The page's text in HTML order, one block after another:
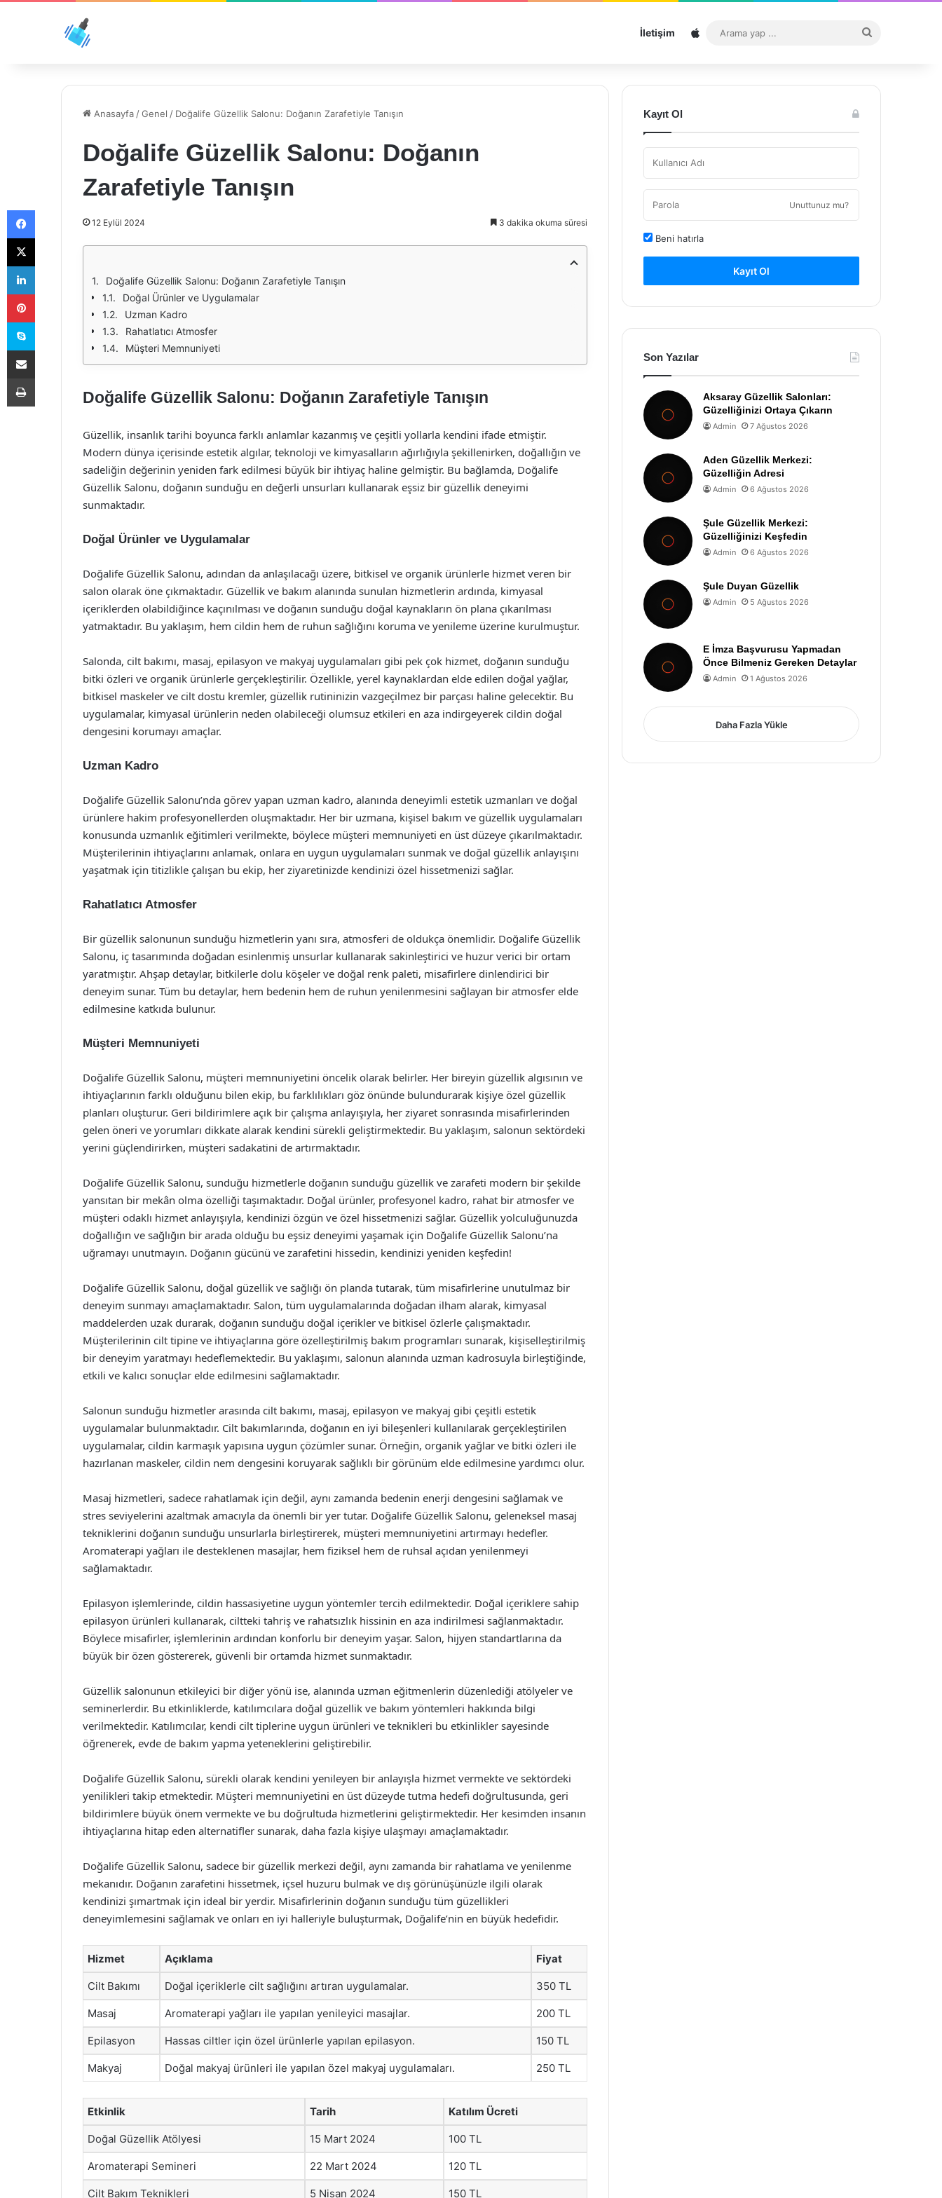
İletişim Sitemap
...
Anasayfa /Genel / Doğalife Güzellik Salonu: Doğanın Zarafetiyle Tanışın
Doğalife Güzellik Salonu: Doğanın
Zarafetiyle Tanışın
12 Eylül 2024 3 dakika okuma süresi
Doğalife Güzellik Salonu: Doğanın Zarafetiyle Tanışın
Doğal Ürünler ve Uygulamalar
Uzman Kadro
Rahatlatıcı Atmosfer
Müşteri Memnuniyeti
Doğalife Güzellik Salonu: Doğanın Zarafetiyle Tanışın
Güzellik, insanlık tarihi boyunca farklı anlamlar kazanmış ve çeşitli yollarla kendini ifade etmiştir.
Modern dünya içerisinde estetik algılar, teknoloji ve kimyasalların ağırlığıyla şekillenirken, doğallığın ve
sadeliğin değerinin yeniden fark edilmesi büyük bir ihtiyaç haline gelmiştir. Bu bağlamda, Doğalife
Güzellik Salonu, doğanın sunduğu en değerli unsurları kullanarak eşsiz bir güzellik deneyimi
sunmaktadır.
Doğal Ürünler ve Uygulamalar
Doğalife Güzellik Salonu, adından da anlaşılacağı üzere, bitkisel ve organik ürünlerle hizmet veren bir
salon olarak öne çıkmaktadır. Güzellik ve bakım alanında sunulan hizmetlerin ardında, kimyasal
içeriklerden olabildiğince kaçınılması ve doğanın sunduğu doğal kaynakların ön plana çıkarılması
yatmaktadır. Bu yaklaşım, hem cildin hem de ruhun sağlığını koruma ve yenileme üzerine kurulmuştur.
Salonda, cilt bakımı, masaj, epilasyon ve makyaj uygulamaları gibi pek çok hizmet, doğanın sunduğu
bitki özleri ve organik ürünlerle gerçekleştirilir. Özellikle, yerel kaynaklardan elde edilen doğal yağlar,
bitkisel maskeler ve cilt dostu kremler, güzellik rutininizin vazgeçilmez bir parçası haline gelecektir. Bu
uygulamalar, kimyasal ürünlerin neden olabileceği olumsuz etkileri en aza indirgeyerek cildin doğal
dengesini korumayı amaçlar.
Uzman Kadro
Doğalife Güzellik Salonu’nda görev yapan uzman kadro, alanında deneyimli estetik uzmanları ve doğal
ürünlere hakim profesyonellerden oluşmaktadır. Her bir uzmana, kişisel bakım ve güzellik uygulamaları
konusunda uzmanlık eğitimleri verilmekte, böylece müşteri memnuniyeti en üst düzeye çıkarılmaktadır.
Müşterilerinin ihtiyaçlarını anlamak, onlara en uygun uygulamaları sunmak ve doğal güzellik anlayışını
yaşatmak için titizlikle çalışan bu ekip, her ziyaretinizde kendinizi özel hissetmenizi sağlar.
Rahatlatıcı Atmosfer
Bir güzellik salonunun sunduğu hizmetlerin yanı sıra, atmosferi de oldukça önemlidir. Doğalife Güzellik
Salonu, iç tasarımında doğadan esinlenmiş unsurlar kullanarak sakinleştirici ve huzur verici bir ortam
yaratmıştır. Ahşap detaylar, bitkilerle dolu köşeler ve doğal renk paleti, misafirlere dinlendirici bir
deneyim sunar. Tüm bu detaylar, hem bedenin hem de ruhun yenilenmesini sağlayan bir atmosfer elde
edilmesine katkıda bulunur.
Müşteri Memnuniyeti
Doğalife Güzellik Salonu, müşteri memnuniyetini öncelik olarak belirler. Her bireyin güzellik algısının ve
ihtiyaçlarının farklı olduğunu bilen ekip, bu farklılıkları göz önünde bulundurarak kişiye özel güzellik
planları oluşturur. Geri bildirimlere açık bir çalışma anlayışıyla, her ziyaret sonrasında misafirlerinden
gelen öneri ve yorumları dikkate alarak kendini sürekli geliştirmektedir. Bu yaklaşım, salonun sektördeki
yerini güçlendirirken, müşteri sadakatini de artırmaktadır.
Doğalife Güzellik Salonu, sunduğu hizmetlerle doğanın sunduğu güzellik ve zarafeti modern bir şekilde
yansıtan bir mekân olma özelliği taşımaktadır. Doğal ürünler, profesyonel kadro, rahat bir atmosfer ve
müşteri odaklı hizmet anlayışıyla, kendinizi özgün ve özel hissetmenizi sağlar. Güzellik yolculuğunuzda
doğallığın ve sağlığın bir arada olduğu bu eşsiz deneyimi yaşamak için Doğalife Güzellik Salonu’na
uğramayı unutmayın. Doğanın gücünü ve zarafetini hissedin, kendinizi yeniden keşfedin!
Doğalife Güzellik Salonu, doğal güzellik ve sağlığı ön planda tutarak, tüm misafirlerine unutulmaz bir
deneyim sunmayı amaçlamaktadır. Salon, tüm uygulamalarında doğadan ilham alarak, kimyasal
maddelerden uzak durarak, doğanın sunduğu doğal içerikler ve bitkisel özlerle çalışmaktadır.
Müşterilerinin cilt tipine ve ihtiyaçlarına göre özelleştirilmiş bakım programları sunarak, kişiselleştirilmiş
bir deneyim yaratmayı hedeflemektedir. Bu yaklaşımı, salonun alanında uzman kadrosuyla birleştiğinde,
etkili ve kalıcı sonuçlar elde edilmesini sağlamaktadır.
Salonun sunduğu hizmetler arasında cilt bakımı, masaj, epilasyon ve makyaj gibi çeşitli estetik
uygulamalar bulunmaktadır. Cilt bakımlarında, doğanın en iyi bileşenleri kullanılarak gerçekleştirilen
uygulamalar, cildin karmaşık yapısına uygun çözümler sunar. Örneğin, organik yağlar ve bitki özleri ile
hazırlanan maskeler, cildin nem dengesini koruyarak sağlıklı bir görünüm elde edilmesine yardımcı olur.
Masaj hizmetleri, sadece rahatlamak için değil, aynı zamanda bedenin enerji dengesini sağlamak ve
stres seviyelerini azaltmak amacıyla da önemli bir yer tutar. Doğalife Güzellik Salonu, geleneksel masaj
tekniklerini doğanın sunduğu unsurlarla birleştirerek, müşteri memnuniyetini artırmayı hedefler.
Aromaterapi yağları ile desteklenen masajlar, hem fiziksel hem de ruhsal açıdan yenilenmeyi
sağlamaktadır.
Epilasyon işlemlerinde, cildin hassasiyetine uygun yöntemler tercih edilmektedir. Doğal içeriklere sahip
epilasyon ürünleri kullanarak, ciltteki tahriş ve rahatsızlık hissinin en aza indirilmesi sağlanmaktadır.
Böylece misafirler, işlemlerinin ardından konforlu bir deneyim yaşar. Salon, hijyen standartlarına da
büyük bir özen göstererek, güvenli bir ortamda hizmet sunmaktadır.
Güzellik salonunun etkileyici bir diğer yönü ise, alanında uzman eğitmenlerin düzenlediği atölyeler ve
seminerlerdir. Bu etkinliklerde, katılımcılara doğal güzellik ve bakım yöntemleri hakkında bilgi
verilmektedir. Katılımcılar, kendi cilt tiplerine uygun ürünleri ve teknikleri bu etkinlikler sayesinde
öğrenerek, evde de bakım yapma yeteneklerini geliştirebilir.
Doğalife Güzellik Salonu, sürekli olarak kendini yenileyen bir anlayışla hizmet vermekte ve sektördeki
yenilikleri takip etmektedir. Müşteri memnuniyetini en üst düzeyde tutma hedefi doğrultusunda, geri
bildirimlere büyük önem vermekte ve bu doğrultuda hizmetlerini geliştirmektedir. Her kesimden insanın
ihtiyaçlarına hitap eden alternatifler sunarak, daha fazla kişiye ulaşmayı amaçlamaktadır.
Doğalife Güzellik Salonu, sadece bir güzellik merkezi değil, aynı zamanda bir rahatlama ve yenilenme
mekanıdır. Doğanın zarafetini hissetmek, içsel huzuru bulmak ve dış görünüşünüzle ilgili olarak
kendinizi şımartmak için ideal bir yerdir. Misafirlerinin doğanın sunduğu tüm güzellikleri
deneyimlemesini sağlamak ve onları en iyi halleriyle buluşturmak, Doğalife’nin en büyük hedefidir.
Hizmet Açıklama Fiyat
Cilt Bakımı Doğal içeriklerle cilt sağlığını artıran uygulamalar. 350 TL
Masaj Aromaterapi yağları ile yapılan yenileyici masajlar. 200 TL
Epilasyon Hassas ciltler için özel ürünlerle yapılan epilasyon. 150 TL
Makyaj Doğal makyaj ürünleri ile yapılan özel makyaj uygulamaları. 250 TL
Etkinlik Tarih Katılım Ücreti
Doğal Güzellik Atölyesi 15 Mart 2024 100 TL
Aromaterapi Semineri 22 Mart 2024 120 TL
Cilt Bakım Teknikleri 5 Nisan 2024 150 TL
Kayıt Ol
Unuttunuz mu?
Beni hatırla
Kayıt Ol
Son Yazılar
Aksaray Güzellik Salonları:
Güzelliğinizi Ortaya Çıkarın
Admin 7 Ağustos 2026
Aden Güzellik Merkezi:
Güzelliğin Adresi
Admin 6 Ağustos 2026
Şule Güzellik Merkezi:
Güzelliğinizi Keşfedin
Admin 6 Ağustos 2026
Şule Duyan Güzellik
Admin 5 Ağustos 2026
E İmza Başvurusu Yapmadan
Önce Bilmeniz Gereken Detaylar
Admin 1 Ağustos 2026
Daha Fazla Yükle
Facebook
X
LinkedIn
Pinterest
Skype
E-Posta ile paylaş